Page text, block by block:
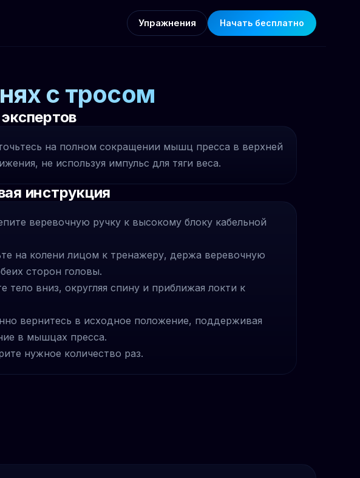
Упражнения Начать бесплатно
с тросом
на полном сокращении мышц пресса в верхней
не используя импульс для тяги веса.
инструкция
веревочную ручку к высокому блоку кабельной
на колени лицом к тренажеру, держа веревочную
сторон головы.
тело вниз, округляя спину и приближая локти к
вернитесь в исходное положение, поддерживая
в мышцах пресса.
нужное количество раз.